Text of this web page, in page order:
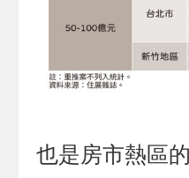
也是房市熱區